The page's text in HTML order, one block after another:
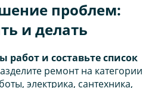
проблем:
и делать
работ и составьте список
ремонт на категории
электрика, сантехника,